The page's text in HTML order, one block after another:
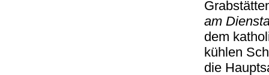
am
dem
kühlen
die